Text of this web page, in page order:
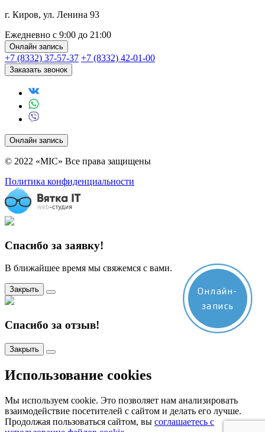
г. Киров, ул. Ленина 93
Ежедневно с 9:00 до 21:00
Онлайн запись
+7 (8332) 37-57-37 +7 (8332) 42-01-00
Заказать звонок
Онлайн запись
© 2022 «MIC» Все права защищены
Политика конфиденциальности
Спасибо за заявку!
В ближайшее время мы свяжемся с вами.
Закрыть
Спасибо за отзыв!
Закрыть
Онлайн-
запись
Использование cookies
Мы используем cookie. Это позволяет нам анализировать
взаимодействие посетителей с сайтом и делать его лучше.
Продолжая пользоваться сайтом, вы соглашаетесь с